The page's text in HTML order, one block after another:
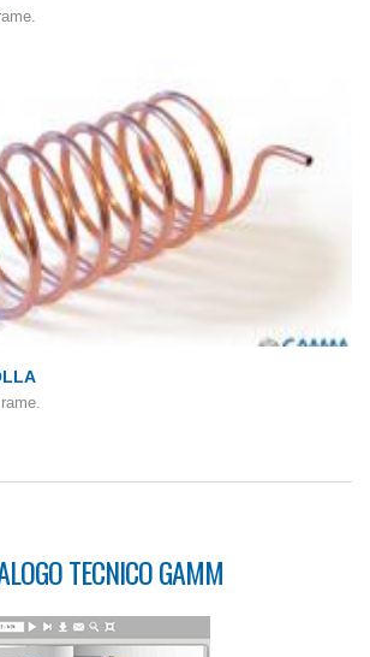
TECNICO GAMM